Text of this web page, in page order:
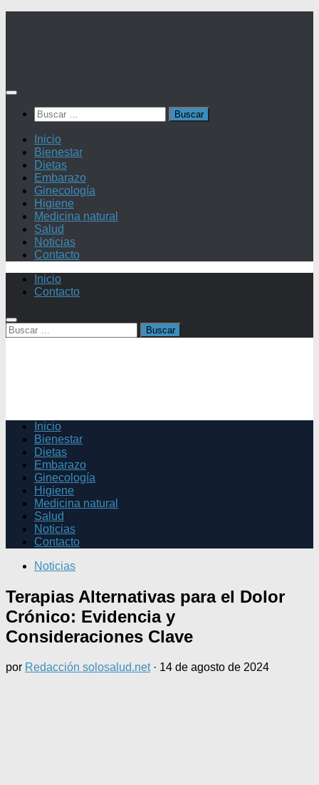
Buscar:
Inicio
Bienestar
Dietas
Embarazo
Ginecología
Higiene
Medicina natural
Salud
Noticias
Contacto
Inicio
Contacto
Buscar:
Inicio
Bienestar
Dietas
Embarazo
Ginecología
Higiene
Medicina natural
Salud
Noticias
Contacto
Noticias
Terapias Alternativas para el Dolor
Crónico: Evidencia y
Consideraciones Clave
por Redacción solosalud.net · 14 de agosto de 2024